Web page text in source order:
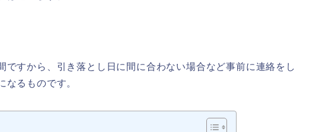
ですから、引き落とし日に間に合わない場合など事前に連絡をし
なるものです。